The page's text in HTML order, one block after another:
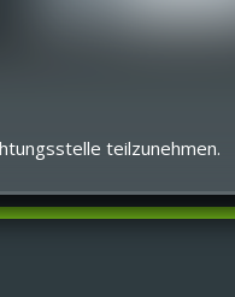
teilzunehmen.